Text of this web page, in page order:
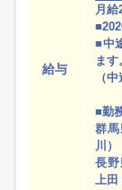
給与
月給
■中
ます
（
■勤
群
川）
長野
上田